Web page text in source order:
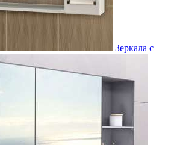
Зеркала с